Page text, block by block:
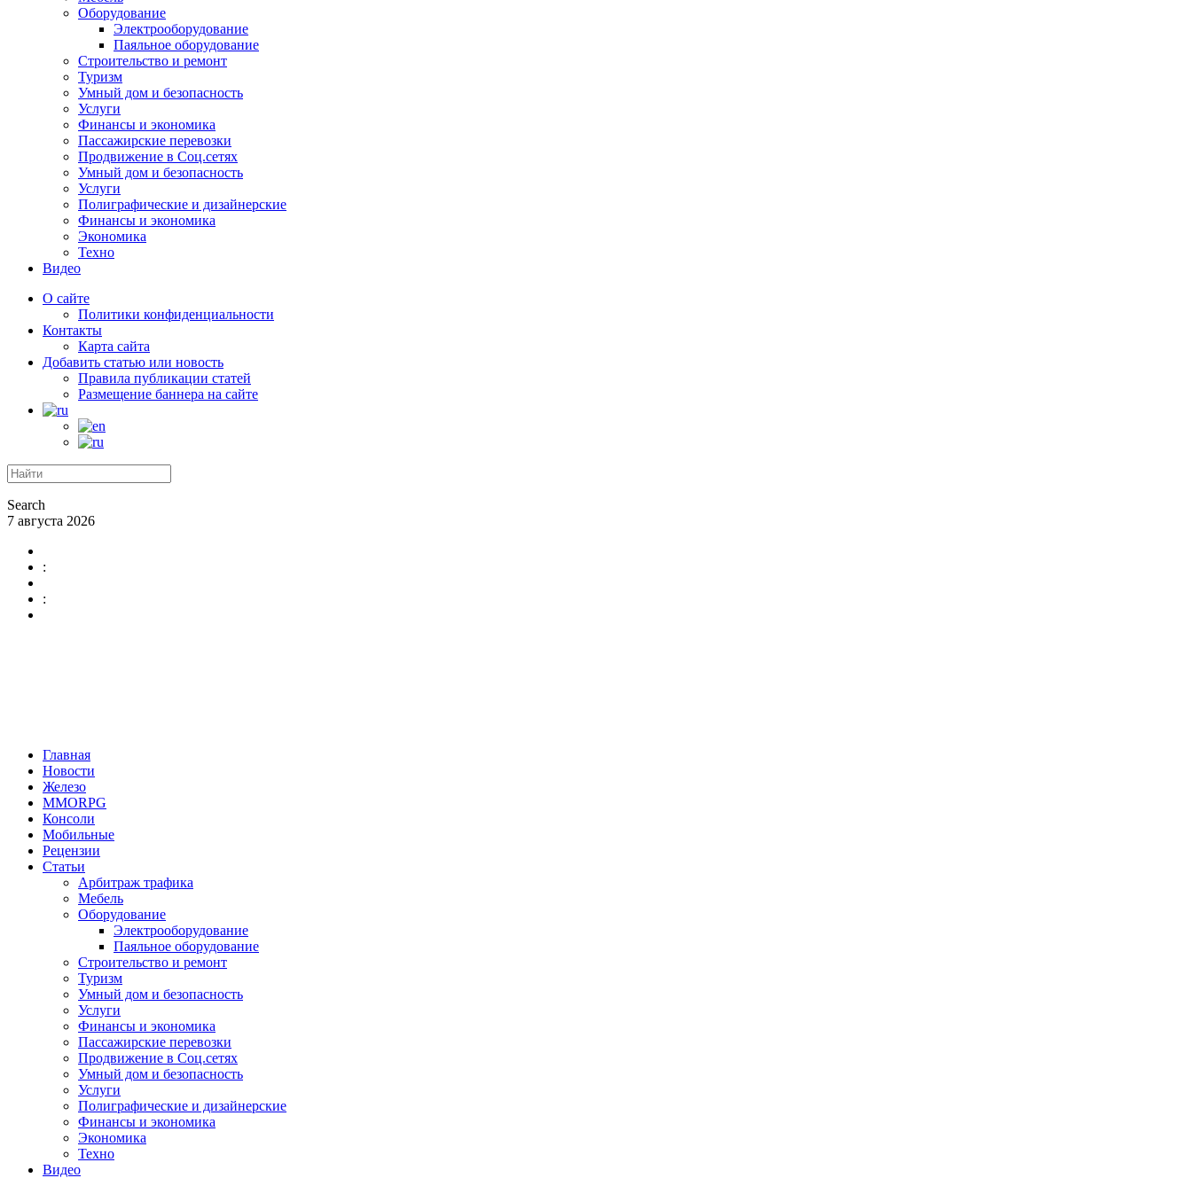
Оборудование
Электрооборудование
Паяльное оборудование
Строительство и ремонт
Туризм
Умный дом и безопасность
Услуги
Финансы и экономика
Пассажирские перевозки
Продвижение в Соц.сетях
Умный дом и безопасность
Услуги
Полиграфические и дизайнерские
Финансы и экономика
Экономика
Техно
Видео
О сайте
Политики конфиденциальности
Контакты
Карта сайта
Добавить статью или новость
Правила публикации статей
Размещение баннера на сайте
Search
7 августа 2026
:
:
Главная
Новости
Железо
MMORPG
Консоли
Мобильные
Рецензии
Статьи
Арбитраж трафика
Мебель
Оборудование
Электрооборудование
Паяльное оборудование
Строительство и ремонт
Туризм
Умный дом и безопасность
Услуги
Финансы и экономика
Пассажирские перевозки
Продвижение в Соц.сетях
Умный дом и безопасность
Услуги
Полиграфические и дизайнерские
Финансы и экономика
Экономика
Техно
Видео